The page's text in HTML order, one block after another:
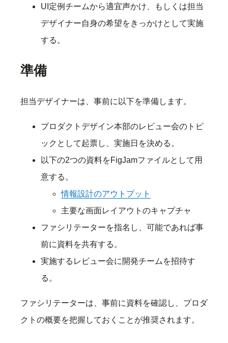
UI定例チームから適宜声かけ、もしくは担当
デザイナー自身の希望をきっかけとして実施
する。
準備
担当デザイナーは、事前に以下を準備します。
プロダクトデザイン本部のレビュー会のトピ
ックとして起票し、実施日を決める。
以下の2つの資料をFigJamファイルとして用
意する。
情報設計のアウトプット
主要な画面レイアウトのキャプチャ
ファシリテーターを指名し、可能であれば事
前に資料を共有する。
実施するレビュー会に開発チームを招待す
る。
ファシリテーターは、事前に資料を確認し、プロダ
クトの概要を把握しておくことが推奨されます。